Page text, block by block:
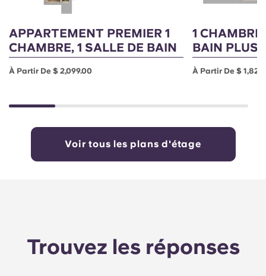
APPARTEMENT PREMIER 1
CHAMBRE, 1 SALLE DE BAIN
À Partir De $ 2,099.00
1
BAIN PLUS
À Partir De $
Voir tous les plans d'étage
Trouvez les réponses